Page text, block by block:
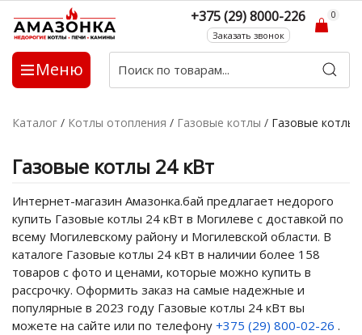
Меню
+375 (29) 8000-226
Заказать звонок
0
Каталог / Котлы отопления / Газовые котлы / Газовые котлы
Газовые котлы 24 кВт
Интернет-магазин Амазонка.бай предлагает недорого
купить Газовые котлы 24 кВт в Могилеве с доставкой по
всему Могилевскому району и Могилевской области. В
каталоге Газовые котлы 24 кВт в наличии более 158
товаров с фото и ценами, которые можно купить в
рассрочку. Оформить заказ на самые надежные и
популярные в 2023 году Газовые котлы 24 кВт вы
можете на сайте или по телефону +375 (29) 800-02-26 .